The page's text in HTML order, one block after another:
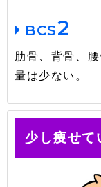
BCS2
肋骨、背骨、
量は少ない。
少し痩せ